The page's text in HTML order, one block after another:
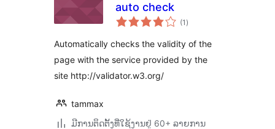
auto check
(1 ຄະແນນ
ທັງໝົດ
)
Automatically checks the validity of the
page with the service provided by the
site http://validator.w3.org/
tammax
ມີການຕິດຕັ້ງທີ່ໃຊ້ງານຢູ່ 60+ ລາຍການ